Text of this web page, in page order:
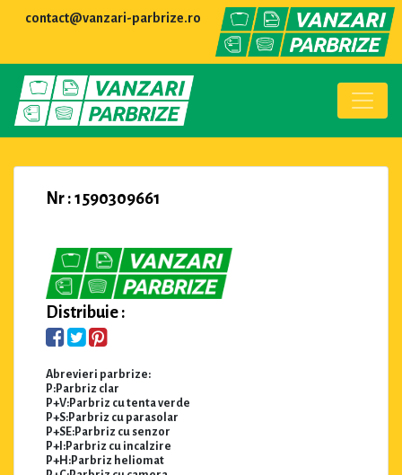
contact@vanzari-parbrize.ro
Nr : 1590309661
Distribuie :
Abrevieri parbrize:
P:Parbriz clar
P+V:Parbriz cu tenta verde
P+S:Parbriz cu parasolar
P+SE:Parbriz cu senzor
P+I:Parbriz cu incalzire
P+H:Parbriz heliomat